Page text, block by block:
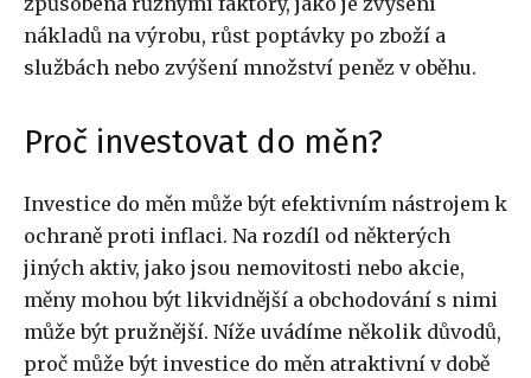
nákladů na výrobu, růst poptávky po zboží a
službách nebo zvýšení množství peněz v oběhu.
Proč investovat do měn?
Investice do měn může být efektivním nástrojem k
ochraně proti inflaci. Na rozdíl od některých
jiných aktiv, jako jsou nemovitosti nebo akcie,
měny mohou být likvidnější a obchodování s nimi
může být pružnější. Níže uvádíme několik důvodů,
proč může být investice do měn atraktivní v době